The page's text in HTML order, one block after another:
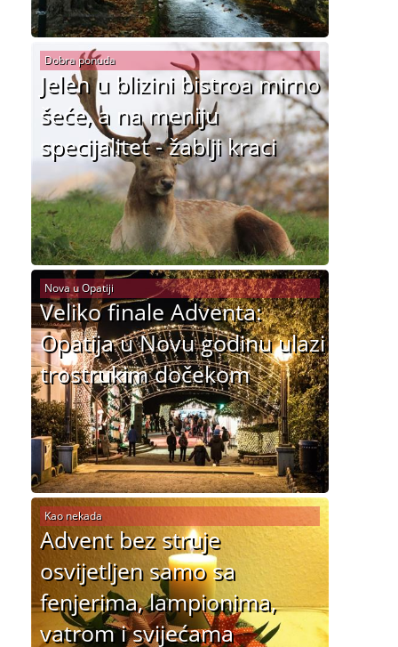
Jelen u blizini bistroa mirno
šeće, a na meniju
specijalitet - žablji kraci
Dobra ponuda
Veliko finale Adventa:
Opatija u Novu godinu ulazi
trostrukim dočekom
Nova u Opatiji
Advent bez struje
osvijetljen samo sa
fenjerima, lampionima,
vatrom i svijećama
Kao nekada